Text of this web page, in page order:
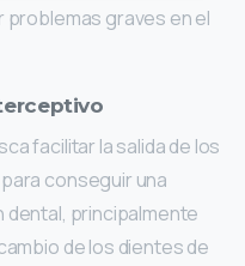
problemas graves en el
facilitar la salida de los
conseguir una
principalmente
de los dientes de